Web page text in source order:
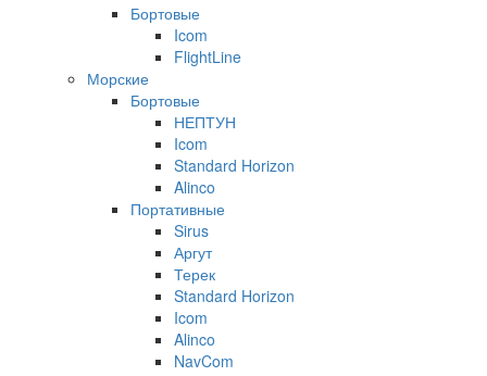
Бортовые
Icom
FlightLine
Морские
Бортовые
НЕПТУН
Icom
Standard Horizon
Alinco
Портативные
Sirus
Аргут
Терек
Standard Horizon
Icom
Alinco
NavCom